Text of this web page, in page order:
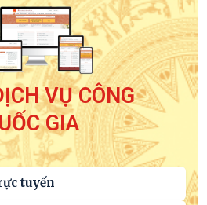
VỤ CÔNG
GIA
tuyến